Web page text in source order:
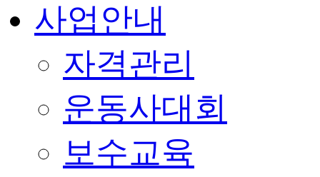
사업안내
자격관리
운동사대회
보수교육